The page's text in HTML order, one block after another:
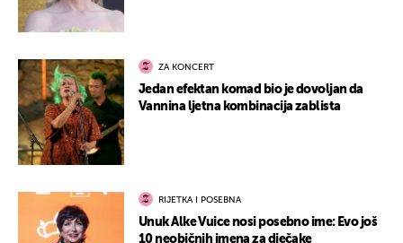
ZA KONCERT
Jedan efektan komad bio je dovoljan da
Vannina ljetna kombinacija zablista
RIJETKA I POSEBNA
Unuk Alke Vuice nosi posebno ime: Evo još
10 neobičnih imena za dječake